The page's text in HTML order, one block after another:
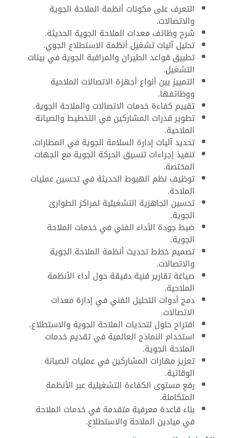
التعرف على مكونات أنظمة الملاحة الجوية
والاتصالات.
شرح وظائف معدات الملاحة الجوية الحديثة.
تحليل آليات تشغيل أنظمة الاستطلاع الجوي.
تطبيق قواعد الطيران والمراقبة الجوية في بيئات
التشغيل.
التمييز بين أنواع أجهزة الاتصالات الملاحية
ووظائفها.
تقييم كفاءة خدمات الاتصالات والملاحة الجوية.
تطوير قدرات المشاركين في التخطيط والصيانة
الملاحية.
تحديد آليات إدارة السلامة الجوية في المطارات.
تنفيذ إجراءات تنسيق الحركة الجوية مع الجهات
المختصة.
توظيف نظم الهبوط الحديثة في تحسين عمليات
الملاحة.
تحسين الجاهزية التشغيلية لمراكز الطوارئ
الجوية.
ضبط جودة الأداء الفني في خدمات الملاحة
الجوية.
تصميم خطط تحديث أنظمة الملاحة الجوية
والاتصالات.
صياغة تقارير فنية دقيقة حول أداء الأنظمة
الملاحية.
دمج أدوات التحليل الفني في إدارة معدات
الاتصالات.
اقتراح حلول لتحديات الملاحة الجوية والاستطلاع.
استخدام النماذج العالمية في تقديم خدمات
الملاحة الجوية.
تعزيز مهارات المشاركين في عمليات الصيانة
الوقائية.
رفع مستوى الكفاءة التشغيلية عبر الأنظمة
المتكاملة.
بناء قاعدة معرفية متقدمة في خدمات الملاحة
في ميادين الملاحة والاستطلاع.